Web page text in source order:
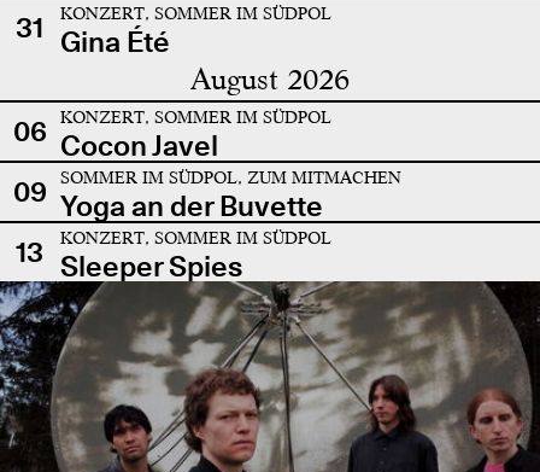
31
KONZERT, SOMMER IM SÜDPOL
Gina Été
August 2026
06 KONZERT, SOMMER IM SÜDPOL
Cocon Javel
09
SOMMER IM SÜDPOL, ZUM MITMACHEN
Yoga an der Buvette
13
KONZERT, SOMMER IM SÜDPOL
Sleeper Spies